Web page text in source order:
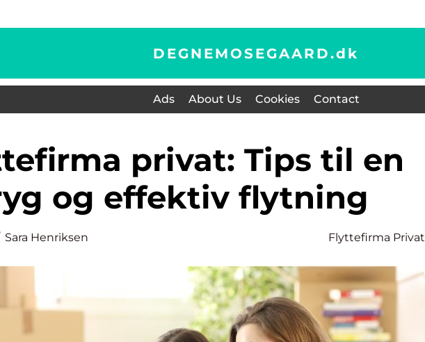
DEGNEMOSEGAARD.dk
Ads About Us Cookies Contact
og effektiv flytning
Sara Henriksen Flyttefirma Privat